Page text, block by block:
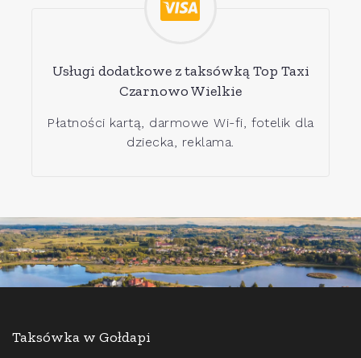
Usługi dodatkowe z taksówką Top Taxi
Czarnowo Wielkie
Płatności kartą, darmowe Wi-fi, fotelik dla
dziecka, reklama.
Taksówka w Gołdapi